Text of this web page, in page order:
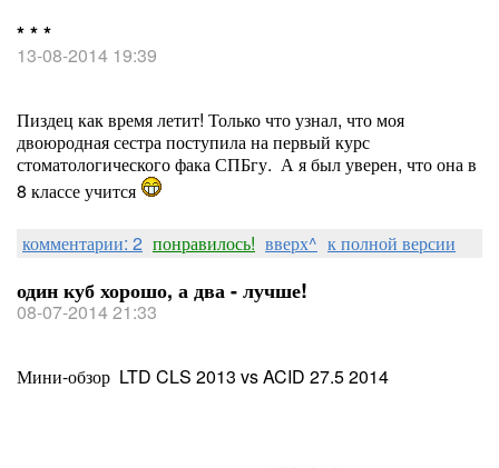
* * *
13-08-2014 19:39
Пиздец как время летит! Только что узнал, что моя
двоюродная сестра поступила на первый курс
стоматологического фака СПБгу. А я был уверен, что она в
8 классе учится
комментарии: 2 понравилось! вверх^ к полной версии
один куб хорошо, а два - лучше!
08-07-2014 21:33
Мини-обзор LTD CLS 2013 vs ACID 27.5 2014